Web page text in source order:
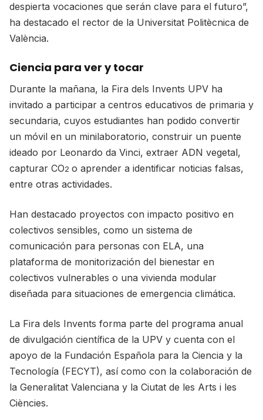
despierta vocaciones que serán clave para el futuro”,
ha destacado el rector de la Universitat Politècnica de
València.
Ciencia para ver y tocar
Durante la mañana, la Fira dels Invents UPV ha
invitado a participar a centros educativos de primaria y
secundaria, cuyos estudiantes han podido convertir
un móvil en un minilaboratorio, construir un puente
ideado por Leonardo da Vinci, extraer ADN vegetal,
capturar CO2 o aprender a identificar noticias falsas,
entre otras actividades.
Han destacado proyectos con impacto positivo en
colectivos sensibles, como un sistema de
comunicación para personas con ELA, una
plataforma de monitorización del bienestar en
colectivos vulnerables o una vivienda modular
diseñada para situaciones de emergencia climática.
La Fira dels Invents forma parte del programa anual
de divulgación científica de la UPV y cuenta con el
apoyo de la Fundación Española para la Ciencia y la
Tecnología (FECYT), así como con la colaboración de
la Generalitat Valenciana y la Ciutat de les Arts i les
Ciències.